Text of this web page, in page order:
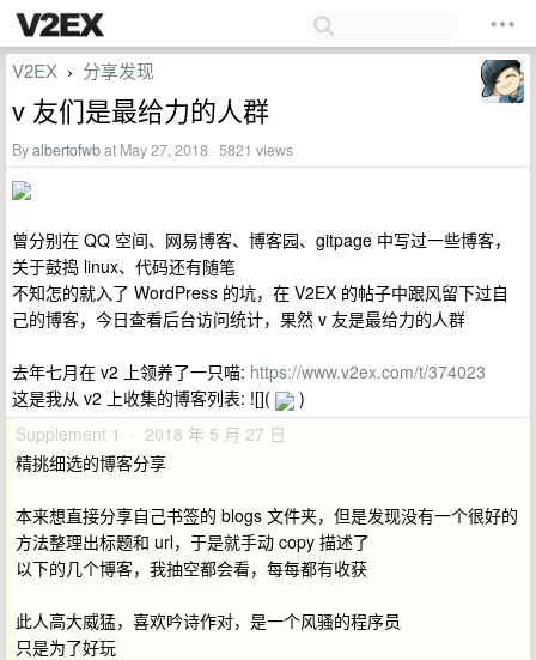
V2EX › 分享发现
v 友们是最给力的人群
Byalbertofwbat May 27, 2018 · 5821 views
曾分别在 QQ 空间、网易博客、博客园、gitpage 中写过一些博客，
关于鼓捣 linux、代码还有随笔
不知怎的就入了 WordPress 的坑，在 V2EX 的帖子中跟风留下过自
己的博客，今日查看后台访问统计，果然 v 友是最给力的人群
去年七月在 v2 上领养了一只喵: https://www.v2ex.com/t/374023
这是我从 v2 上收集的博客列表: ![](
)
Supplement 1 · 2018 年 5 月 27 日
精挑细选的博客分享
本来想直接分享自己书签的 blogs 文件夹，但是发现没有一个很好的
方法整理出标题和 url，于是就手动 copy 描述了
以下的几个博客，我抽空都会看，每每都有收获
此人高大威猛，喜欢吟诗作对，是一个风骚的程序员
只是为了好玩